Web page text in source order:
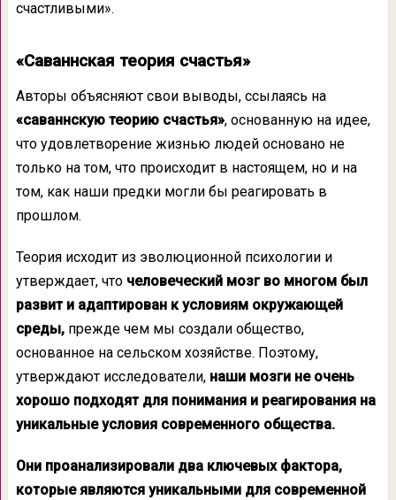
счастливыми».
«Саваннская теория счастья»
Авторы объясняют свои выводы, ссылаясь на
«саваннскую теорию счастья», основанную на идее,
что удовлетворение жизнью людей основано не
только на том, что происходит в настоящем, но и на
том, как наши предки могли бы реагировать в
прошлом.
Теория исходит из эволюционной психологии и
утверждает, что человеческий мозг во многом был
развит и адаптирован к условиям окружающей
среды,прежде чем мы создали общество,
основанное на сельском хозяйстве. Поэтому,
утверждают исследователи, наши мозги не очень
хорошо подходят для понимания и реагирования на
уникальные условия современного общества.
Они проанализировали два ключевых фактора,
которые являются уникальными для современной